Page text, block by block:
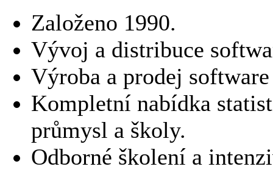
Založeno 1990.
Vývoj a distribuce
Výroba a prodej
Kompletní nabídka
průmysl a školy.
Odborné školení a